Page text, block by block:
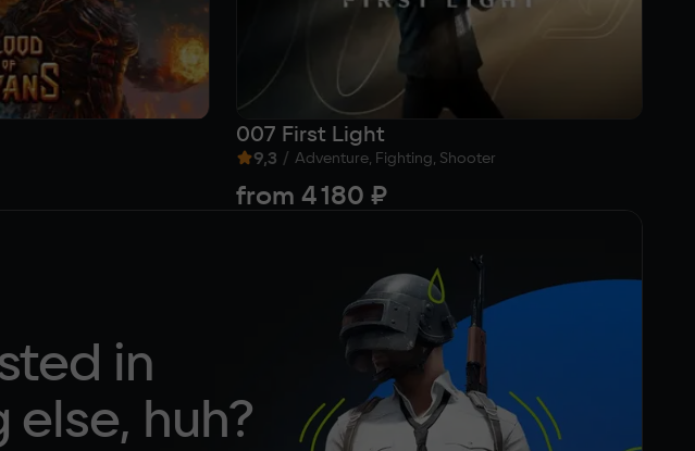
007 First Light
9,3 / Adventure, Fighting, Shooter
from 4 180 ₽
in
huh?